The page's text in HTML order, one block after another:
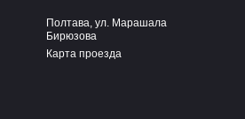
Полтава, ул. Марашала
Бирюзова
Карта проезда